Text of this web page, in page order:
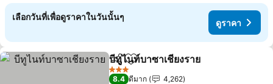
เลือกวันที่เพื่อดูราคาในวันนั้นๆ
ดูราคา
แชร์ เพิ่มในรายการโปรด
บีทูไนท์บาซาเชียงราย
3 ดาว
8.4 ดีมาก
4,262